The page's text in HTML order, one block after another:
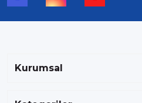
Kurumsal